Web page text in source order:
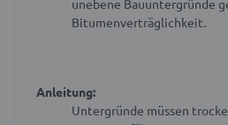
unebene Bauuntergründe
Bitumenverträglichkeit.
Anleitung:
Untergründe müssen